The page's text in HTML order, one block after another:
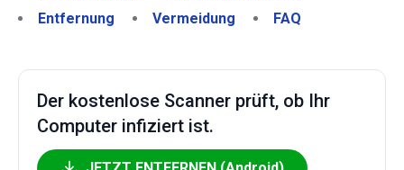
Entfernung
Vermeidung FAQ
Der kostenlose Scanner prüft, ob Ihr
Computer infiziert ist.